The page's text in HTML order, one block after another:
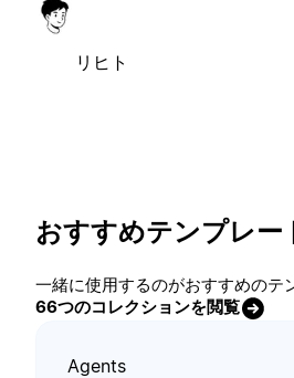
リヒト
おすすめテンプレー
一緒に使用するのがおすすめのテ
66つのコレクションを閲覧
Agents